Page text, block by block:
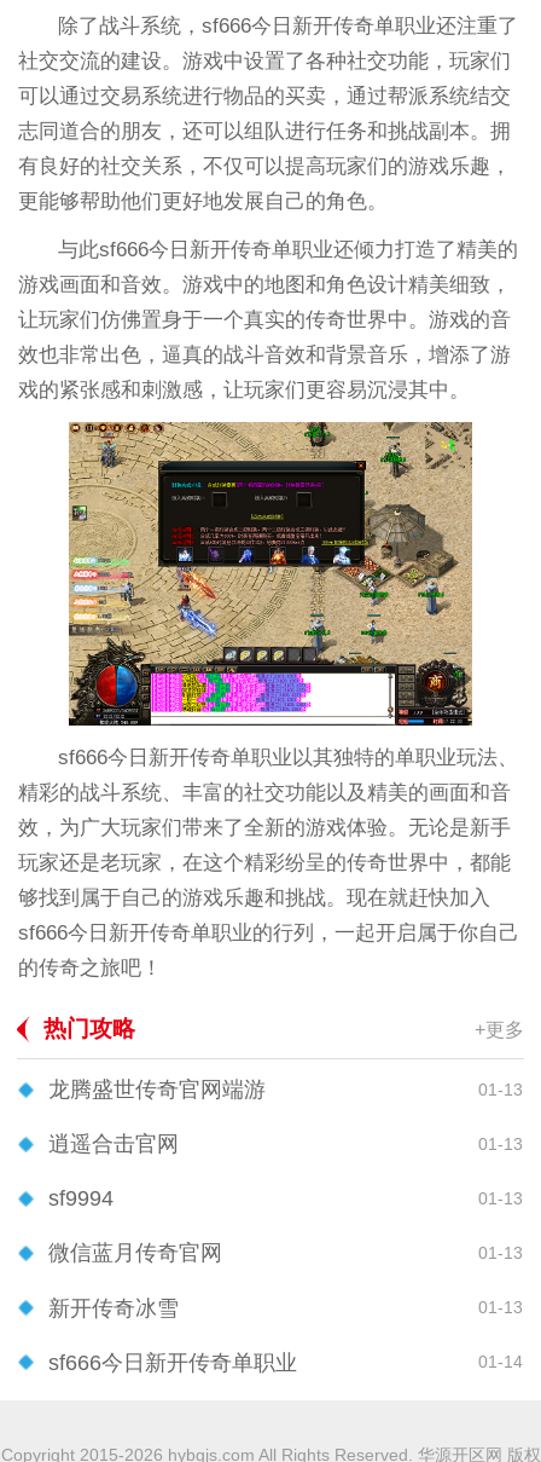
除了战斗系统，sf666今日新开传奇单职业还注重了
社交交流的建设。游戏中设置了各种社交功能，玩家们
可以通过交易系统进行物品的买卖，通过帮派系统结交
志同道合的朋友，还可以组队进行任务和挑战副本。拥
有良好的社交关系，不仅可以提高玩家们的游戏乐趣，
更能够帮助他们更好地发展自己的角色。
与此sf666今日新开传奇单职业还倾力打造了精美的
游戏画面和音效。游戏中的地图和角色设计精美细致，
让玩家们仿佛置身于一个真实的传奇世界中。游戏的音
效也非常出色，逼真的战斗音效和背景音乐，增添了游
戏的紧张感和刺激感，让玩家们更容易沉浸其中。
sf666今日新开传奇单职业以其独特的单职业玩法、
精彩的战斗系统、丰富的社交功能以及精美的画面和音
效，为广大玩家们带来了全新的游戏体验。无论是新手
玩家还是老玩家，在这个精彩纷呈的传奇世界中，都能
够找到属于自己的游戏乐趣和挑战。现在就赶快加入
sf666今日新开传奇单职业的行列，一起开启属于你自己
的传奇之旅吧！
热门攻略 +更多
龙腾盛世传奇官网端游 01-13
逍遥合击官网 01-13
sf9994 01-13
微信蓝月传奇官网 01-13
新开传奇冰雪 01-13
sf666今日新开传奇单职业 01-14
Copyright 2015-2026 hybgjs.com All Rights Reserved. 华源开区网 版权